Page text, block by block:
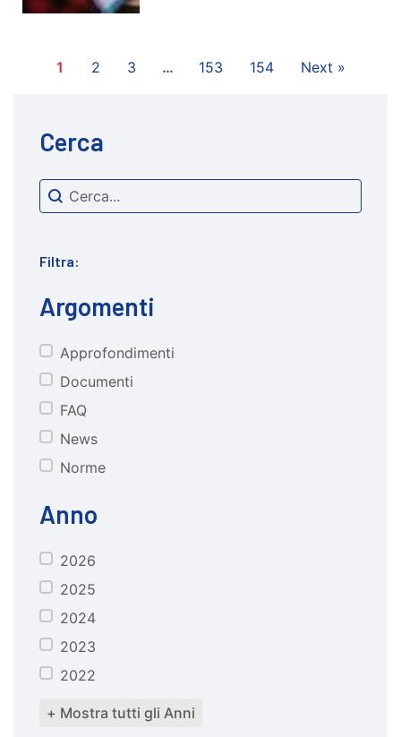
1 2 3 … 153 154 Next »
Cerca
cerca
Search content
Filtra:
Argomenti
CATEGORIE
Approfondimenti
Documenti
FAQ
News
Norme
Anno
anno2026
2025
2024
2023
2022
+ Mostra tutti gli Anni